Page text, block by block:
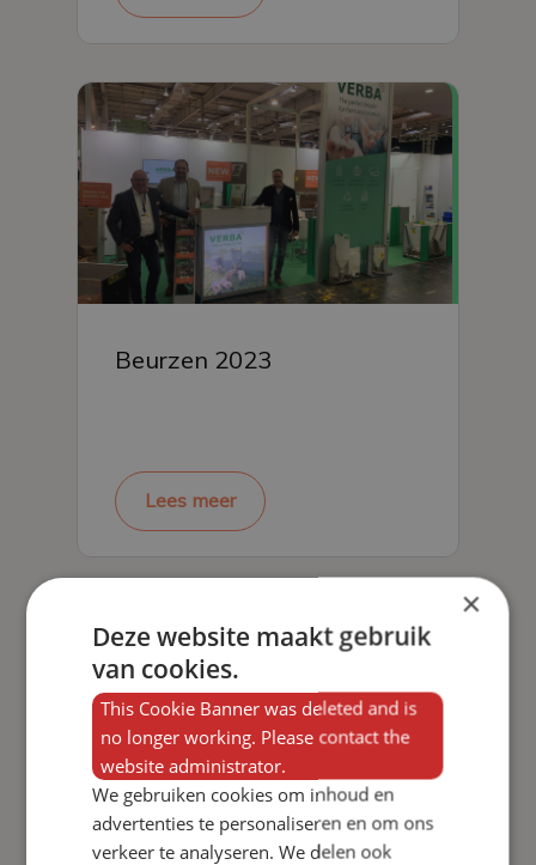
Beurzen 2023
Lees meer
×
Deze website maakt gebruik
van cookies.
This Cookie Banner was deleted and is
no longer working. Please contact the
website administrator.
We gebruiken cookies om inhoud en
advertenties te personaliseren en om ons
verkeer te analyseren. We delen ook